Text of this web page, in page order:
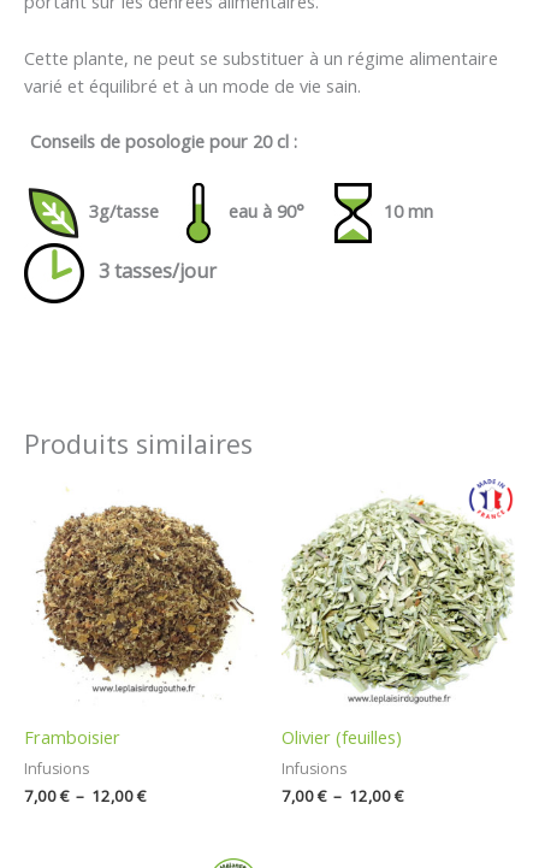
Cette plante, ne peut se substituer à un régime alimentaire
varié et équilibré et à un mode de vie sain.
Conseils de posologie pour 20 cl :
3g/tasse eau à 90° 10 mn
3 tasses/jour
Produits similaires
Framboisier
Infusions
7,00€ – 12,00€
de
prix :
7,00 €
à
12,00 €
Olivier (feuilles)
Infusions
7,00€ – 12,00€
de
prix :
7,00 €
à
12,00 €